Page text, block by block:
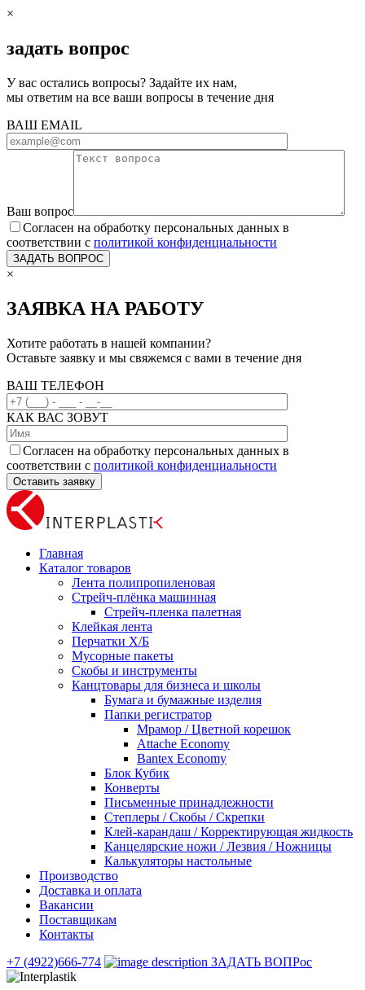
×
задать вопрос
У вас остались вопросы? Задайте их нам,
мы ответим на все ваши вопросы в течение дня
ВАШ EMAIL
Ваш вопрос
Согласен на обработку персональных данных в
соответствии с политикой конфиденциальности
×
ЗАЯВКА НА РАБОТУ
Хотите работать в нашей компании?
Оставьте заявку и мы свяжемся с вами в течение дня
ВАШ ТЕЛЕФОН
КАК ВАС ЗОВУТ
Согласен на обработку персональных данных в
соответствии с политикой конфиденциальности
Главная
Каталог товаров
Лента полипропиленовая
Стрейч-плёнка машинная
Стрейч-пленка палетная
Клейкая лента
Перчатки Х/Б
Мусорные пакеты
Скобы и инструменты
Канцтовары для бизнеса и школы
Бумага и бумажные изделия
Папки регистратор
Мрамор / Цветной корешок
Attache Economy
Bantex Economy
Блок Кубик
Конверты
Письменные принадлежности
Степлеры / Скобы / Скрепки
Клей-карандаш / Корректирующая жидкость
Канцелярские ножи / Лезвия / Ножницы
Калькуляторы настольные
Производство
Доставка и оплата
Вакансии
Поставщикам
Контакты
+7 (4922)666-774
ЗАДАТЬ ВОПРос